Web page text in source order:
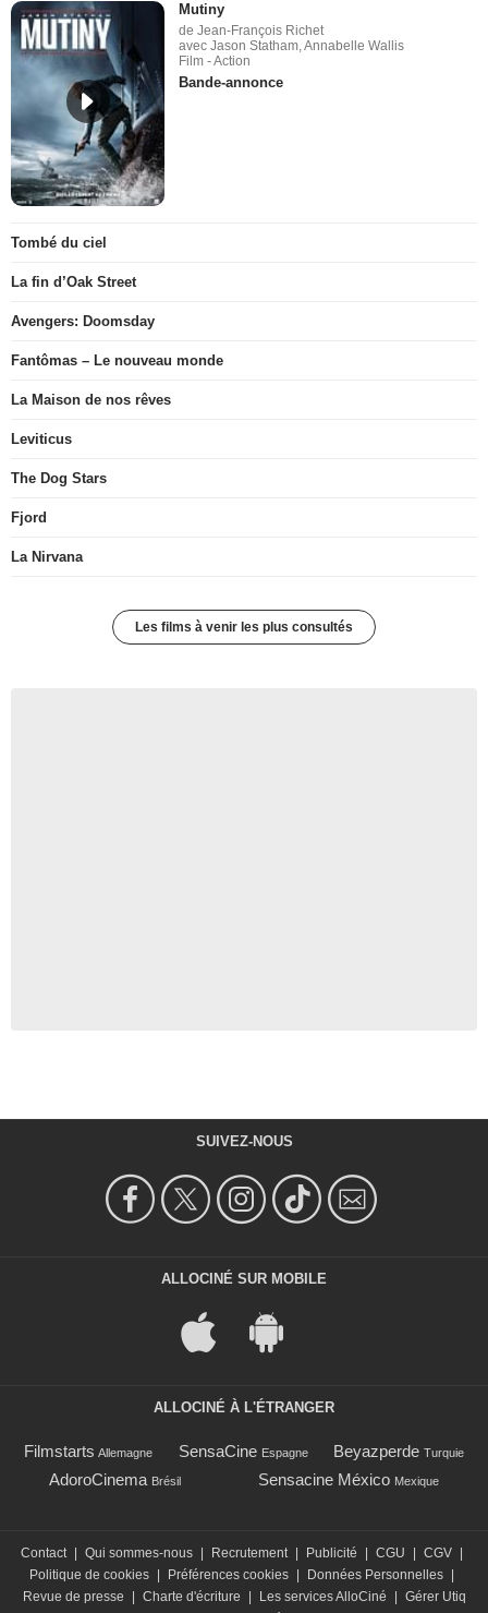
Mutiny
de Jean-François Richet
avec Jason Statham, Annabelle Wallis
Film - Action
Bande-annonce
Tombé du ciel
La fin d’Oak Street
Avengers: Doomsday
Fantômas – Le nouveau monde
La Maison de nos rêves
Leviticus
The Dog Stars
Fjord
La Nirvana
Les films à venir les plus consultés
SUIVEZ-NOUS
ALLOCINÉ SUR MOBILE
ALLOCINÉ À L'ÉTRANGER
Filmstarts Allemagne SensaCine Espagne Beyazperde Turquie
AdoroCinema Brésil Sensacine México Mexique
Contact Qui sommes-nous Recrutement Publicité CGU CGV
Politique de cookies
Préférences cookies Données Personnelles
Revue de presse
Charte d'écriture Les services AlloCiné
Gérer Utiq